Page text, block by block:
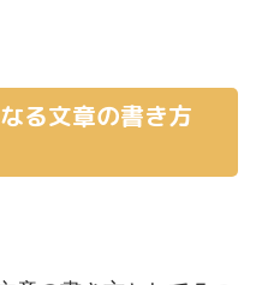
る文章の書き方